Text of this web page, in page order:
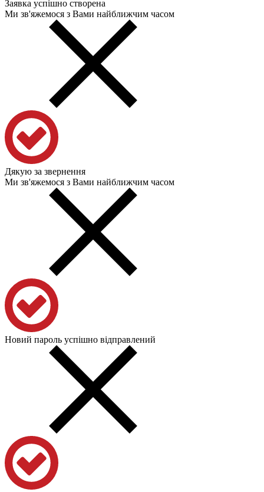
Заявка успішно створена
Ми зв'яжемося з Вами найближчим часом
Дякую за звернення
Ми зв'яжемося з Вами найближчим часом
Новий пароль успішно відправлений